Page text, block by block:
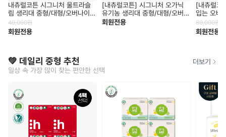
내츄럴코튼 시그니처 울트라슬
림 생리대 중형/대형/오버나이
트/라이너 10팩세트
49,000원
회원전용
[내츄럴코튼] 시그니처 오가닉
유기농 생리대 중형/대형/오버나
이트/롱 라이너 10팩 모음전
회원전용
[내츄럴코
입는 오버
팩 중형/대
89,000원
회원전용
💚 데일리 중형 추천
일상 속 가장 많이 찾는 편안한 선택
더보기